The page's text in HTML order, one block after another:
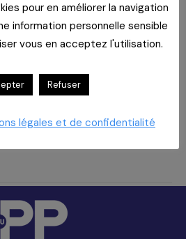
ferrique : Des
– des impacts​
et du sens
pour en améliorer la navigation
information personnelle sensible
vous en acceptez l'utilisation.
Refuser
légales et de confidentialité